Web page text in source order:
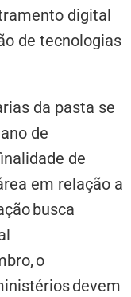
digital
de tecnologias
da pasta se
de
de
em relação a
busca
o
devem